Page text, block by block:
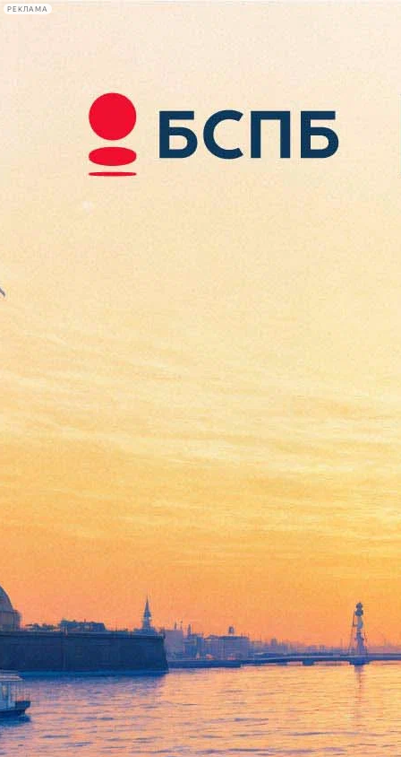
РЕКЛАМА
Сегодня:
2026.08.09
05:36
Афиша Plus
«Гори-гори, моя страна»:
Монеточка записала песню о
лесных пожарах
Версия для печати
Певица Лиза Монеточка 9 августа выпустила новую песню
«Гори-гори-гори», в которой затрагивает проблему лесных
пожаров в России. Все деньги от прослушивания трека
пойдут на борьбу со стихией.
Монеточка поет: